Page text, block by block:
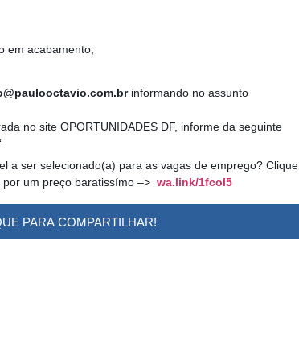
em acabamento;
informando no assunto
no site OPORTUNIDADES DF, informe da seguinte
a ser selecionado(a) para as vagas de emprego? Clique
um preço baratissímo –> wa.link/1fcol5
PARA COMPARTILHAR!